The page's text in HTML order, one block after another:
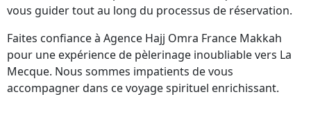
vous guider tout au long du processus de réservation.
Faites confiance à Agence Hajj Omra France Makkah
pour une expérience de pèlerinage inoubliable vers La
Mecque. Nous sommes impatients de vous
accompagner dans ce voyage spirituel enrichissant.